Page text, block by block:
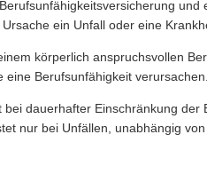
ein Unfall oder eine
körperlich anspruchsvollen
eine Berufsunfähigkeit
bei dauerhafter Einschränkung
nur bei Unfällen, unabhängig